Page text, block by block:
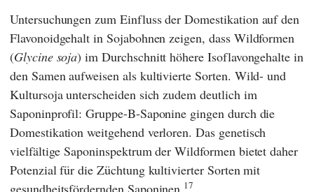
Untersuchungen zum Einfluss der Domestikation auf den
Flavonoidgehalt in Sojabohnen zeigen, dass Wildformen
(Glycine soja) im Durchschnitt höhere Isoflavongehalte in
den Samen aufweisen als kultivierte Sorten. Wild- und
Kultursoja unterscheiden sich zudem deutlich im
Saponinprofil: Gruppe-B-Saponine gingen durch die
Domestikation weitgehend verloren. Das genetisch
vielfältige Saponinspektrum der Wildformen bietet daher
Potenzial für die Züchtung kultivierter Sorten mit
17